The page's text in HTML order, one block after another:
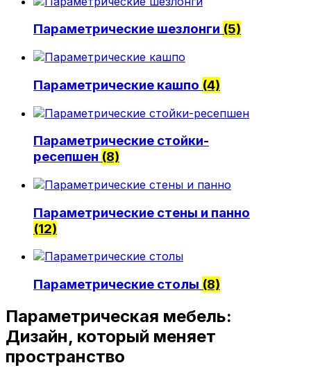
Политика конфиденциальности
0
В корзине нет товаров.
Параметрические шезлонги (5)
Параметрические кашпо (4)
Параметрические стойки-
ресепшен (8)
Параметрические стены и панно
(12)
Параметрические столы (8)
Параметрическая мебель:
Дизайн, который меняет
пространство